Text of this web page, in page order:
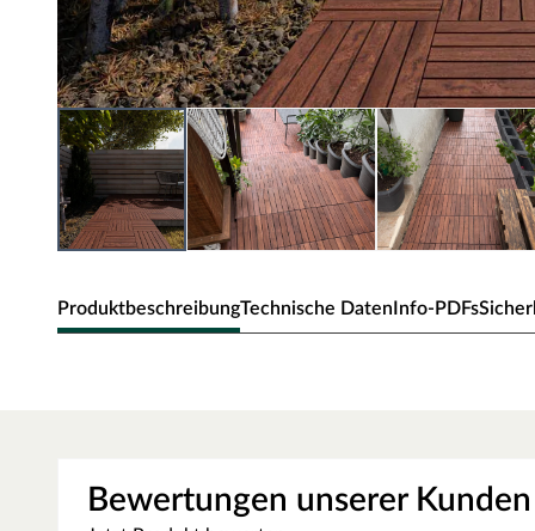
ProduktbeschreibungTechnische DatenInfo-PDFs
Diese 24 mm starken Terrassenfliesen werden aus
Akazie besticht mit seiner glatten Oberfläche und der
Bewertungen unserer Kunden